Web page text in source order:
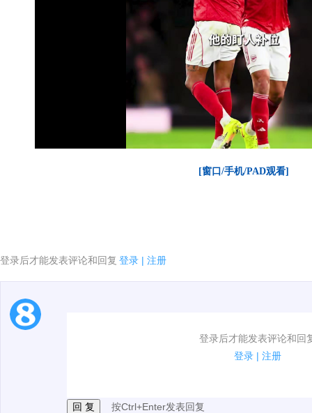
[窗口/手机/PAD观看]
登录后才能发表评论和回复 登录 | 注册
登录后才能发表评论和回
登录 | 注册
1.电脑端新用户可以发表评论了！
按Ctrl+Enter发表回复